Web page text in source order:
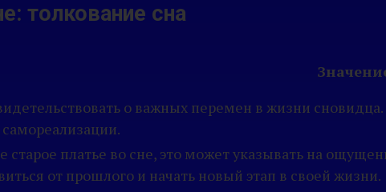
толкование сна
о важных перемен в жизни
старое платье во сне, это может указывать на
от прошлого и начать новый этап в своей жизни.